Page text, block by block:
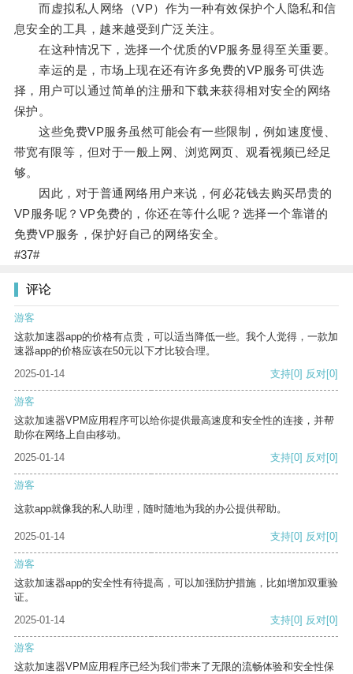
而虚拟私人网络（VP）作为一种有效保护个人隐私和信
息安全的工具，越来越受到广泛关注。
在这种情况下，选择一个优质的VP服务显得至关重要。
幸运的是，市场上现在还有许多免费的VP服务可供选
择，用户可以通过简单的注册和下载来获得相对安全的网络
保护。
这些免费VP服务虽然可能会有一些限制，例如速度慢、
带宽有限等，但对于一般上网、浏览网页、观看视频已经足
够。
因此，对于普通网络用户来说，何必花钱去购买昂贵的
VP服务呢？VP免费的，你还在等什么呢？选择一个靠谱的
免费VP服务，保护好自己的网络安全。
#37#
评论
游客
这款加速器app的价格有点贵，可以适当降低一些。我个人觉得，一款加
速器app的价格应该在50元以下才比较合理。
2025-01-14
支持[0] 反对[0]
游客
这款加速器VPM应用程序可以给你提供最高速度和安全性的连接，并帮
助你在网络上自由移动。
2025-01-14
支持[0] 反对[0]
游客
这款app就像我的私人助理，随时随地为我的办公提供帮助。
2025-01-14 支持[0] 反对[0]
游客
这款加速器app的安全性有待提高，可以加强防护措施，比如增加双重验
证。
2025-01-14
支持[0] 反对[0]
游客
这款加速器VPM应用程序已经为我们带来了无限的流畅体验和安全性保